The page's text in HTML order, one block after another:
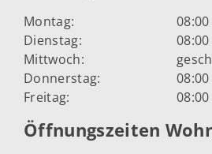
Montag:
Dienstag:
Mittwoch:
Donnerstag:
Freitag:
Öffnungszeiten